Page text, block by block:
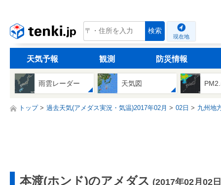
tenki.jp 検索
現在地
天気予報 観測 防災情報
雨雲レーダー 天気図
トップ 過去天気(アメダス実況・気温)2017年02月 02日 九州地
本渡(ホンド)のアメダス (2017年02月02